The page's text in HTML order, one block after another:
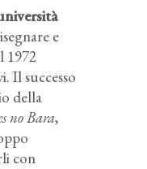
e
1972
Il successo
della
no Bara,
con